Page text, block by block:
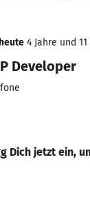
4 Jahre und
Developer
Dich jetzt ein,